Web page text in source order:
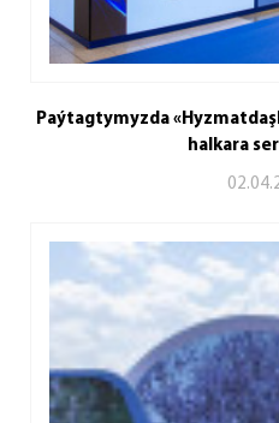
Paýtagtymyzda
halkara